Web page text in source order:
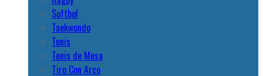
Softbol
Taekwondo
Tenis
Tenis de Mesa
Tiro Con Arco